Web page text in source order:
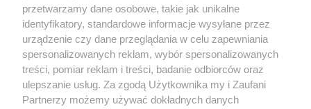
Kultura
X Facebook Instagram Youtube
przetwarzamy dane osobowe, takie jak unikalne
identyfikatory, standardowe informacje wysyłane przez
urządzenie czy dane przeglądania w celu zapewniania
spersonalizowanych reklam, wybór spersonalizowanych
treści, pomiar reklam i treści, badanie odbiorców oraz
ulepszanie usług. Za zgodą Użytkownika my i Zaufani
Partnerzy możemy używać dokładnych danych